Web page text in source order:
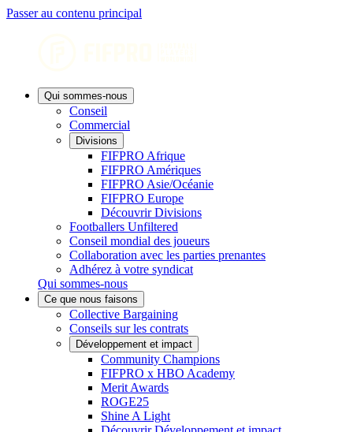
Passer au contenu principal
Qui sommes-nous
Conseil
Commercial
Divisions
FIFPRO Afrique
FIFPRO Amériques
FIFPRO Asie/Océanie
FIFPRO Europe
Découvrir Divisions
Footballers Unfiltered
Conseil mondial des joueurs
Collaboration avec les parties prenantes
Adhérez à votre syndicat
Qui sommes-nous
Ce que nous faisons
Collective Bargaining
Conseils sur les contrats
Développement et impact
Community Champions
FIFPRO x HBO Academy
Merit Awards
ROGE25
Shine A Light